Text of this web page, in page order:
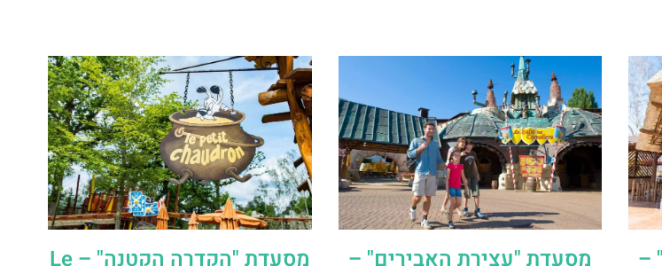
–
מסעדת "עצירת האבירים" –
מסעדת "הקדרה הקטנה" – Le